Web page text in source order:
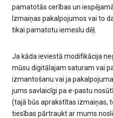
pamatotās cerības un
Izmaiņas pakalpojumos vai to
tikai pamatotu iemeslu dēļ.
Ja kāda ieviestā modifikācija
mūsu digitālajam saturam vai
izmantošanu vai ja
jums savlaicīgi pa e-pastu
(tajā būs aprakstītas izmaiņas,
tiesības pārtraukt ar mums